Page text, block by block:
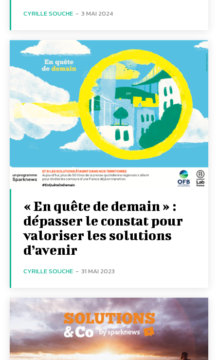
CYRILLE SOUCHE - 3 MAI 2024
« En quête de demain » :
dépasser le constat pour
valoriser les solutions
d’avenir
CYRILLE SOUCHE - 31 MAI 2023